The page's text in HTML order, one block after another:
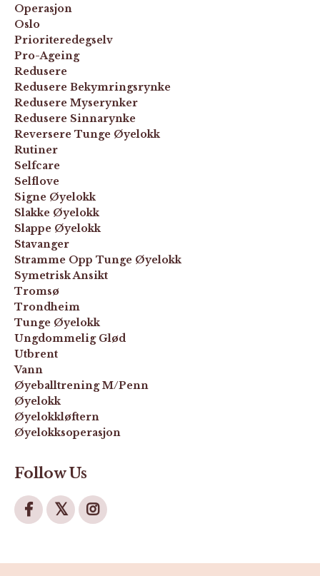
Operasjon
Oslo
Prioriteredegselv
Pro-Ageing
Redusere
Redusere Bekymringsrynke
Redusere Myserynker
Redusere Sinnarynke
Reversere Tunge Øyelokk
Rutiner
Selfcare
Selflove
Signe Øyelokk
Slakke Øyelokk
Slappe Øyelokk
Stavanger
Stramme Opp Tunge Øyelokk
Symetrisk Ansikt
Tromsø
Trondheim
Tunge Øyelokk
Ungdommelig Glød
Utbrent
Vann
Øyeballtrening M/penn
Øyelokk
Øyelokkløftern
Øyelokksoperasjon
Follow Us